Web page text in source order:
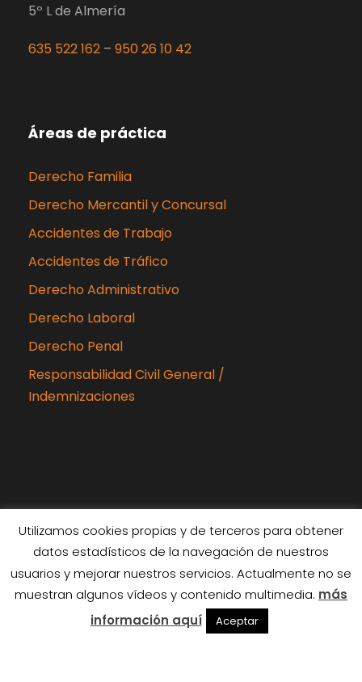
5º L de Almería
635 522 162 – 950 26 10 42
Áreas de práctica
Derecho Familia
Derecho Mercantil y Concursal
Accidentes de Trabajo
Accidentes de Tráfico
Derecho Administrativo
Derecho Laboral
Derecho Penal
Responsabilidad Civil General /
Indemnizaciones
Copyright 2024 Rubiabogados, Todos los
derechos reservados
Diseñado por
Interiberica
Utilizamos cookies propias y de terceros para obtener
datos estadísticos de la navegación de nuestros
usuarios y mejorar nuestros servicios. Actualmente no se
muestran algunos vídeos y contenido multimedia. más
información aquí
Aceptar